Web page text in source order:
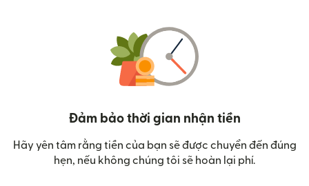
Đảm bảo thời gian nhận tiền
Hãy yên tâm rằng tiền của bạn sẽ được chuyển đến đúng
hẹn, nếu không chúng tôi sẽ hoàn lại phí.